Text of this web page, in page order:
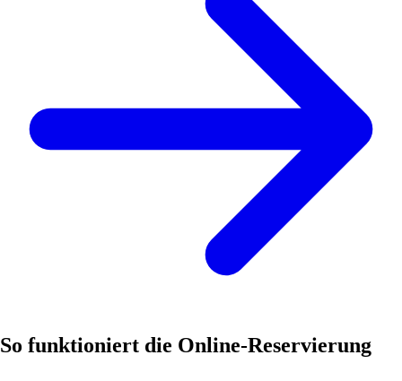
So funktioniert die Online-Reservierung